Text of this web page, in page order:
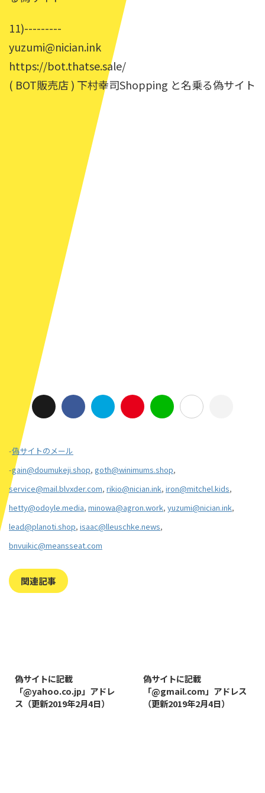
11)---------
yuzumi@nician.ink
https://bot.thatse.sale/
( BOT販売店 ) 下村幸司Shopping と名乗る偽サイト
-偽サイトのメール
-gain@doumukeji.shop, goth@winimums.shop,
service@mail.blvxder.com, rikio@nician.ink, iron@mitchel.kids,
hetty@odoyle.media, minowa@agron.work, yuzumi@nician.ink,
lead@planoti.shop, isaac@lleuschke.news,
bnvuikic@meansseat.com
関連記事
偽サイトに記載
「@yahoo.co.jp」アドレ
ス（更新2019年2月4日）
偽サイトに記載
「@gmail.com」アドレス
（更新2019年2月4日）